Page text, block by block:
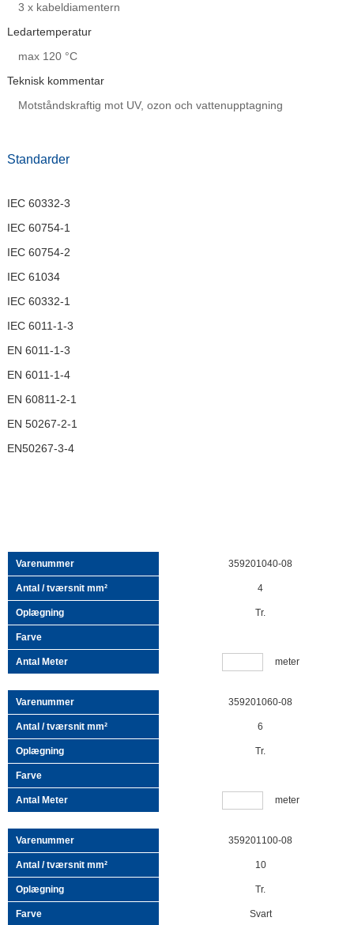
3 x kabeldiamentern
Ledartemperatur
max 120 °C
Teknisk kommentar
Motståndskraftig mot UV, ozon och vattenupptagning
Standarder
IEC 60332-3
IEC 60754-1
IEC 60754-2
IEC 61034
IEC 60332-1
IEC 6011-1-3
EN 6011-1-3
EN 6011-1-4
EN 60811-2-1
EN 50267-2-1
EN50267-3-4
359201040-08
4
Tr.
meter
359201060-08
6
Tr.
meter
359201100-08
10
Tr.
Svart